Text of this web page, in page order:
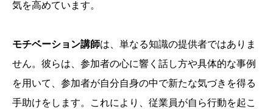
気を高めています。
モチベーション講師は、単なる知識の提供者ではありま
せん。彼らは、参加者の心に響く話し方や具体的な事例
を用いて、参加者が自分自身の中で新たな気づきを得る
手助けをします。これにより、従業員が自ら行動を起こ